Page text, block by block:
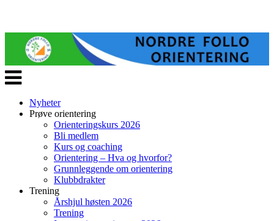
Veksle
navigasjon
Nyheter
Prøve orientering
Orienteringskurs 2026
Bli medlem
Kurs og coaching
Orientering – Hva og hvorfor?
Grunnleggende om orientering
Klubbdrakter
Trening
Årshjul høsten 2026
Trening